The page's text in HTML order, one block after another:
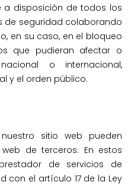
a disposición de todos los
de seguridad colaborando
en su caso, en el bloqueo
que pudieran afectar o
o internacional,
y el orden público.
sitio web pueden
de terceros. En estos
de servicios de
con el artículo 17 de la Ley